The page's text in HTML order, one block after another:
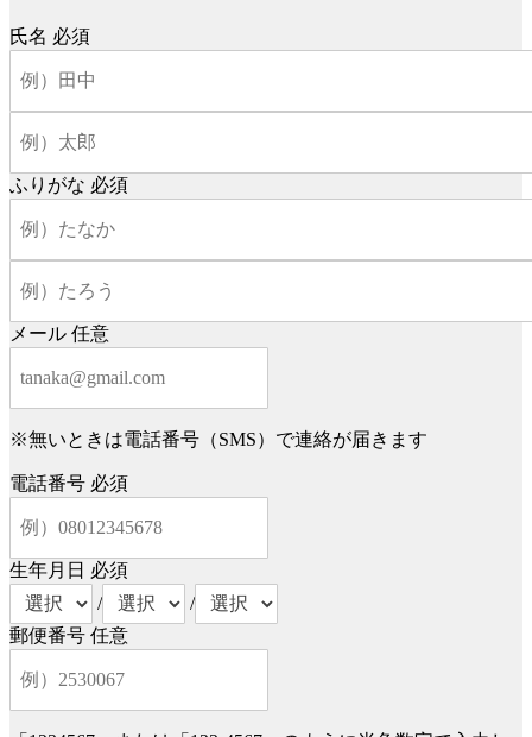
氏名 必須
ふりがな 必須
メール 任意
※無いときは電話番号（SMS）で連絡が届きます
電話番号 必須
生年月日 必須
/
/
郵便番号 任意